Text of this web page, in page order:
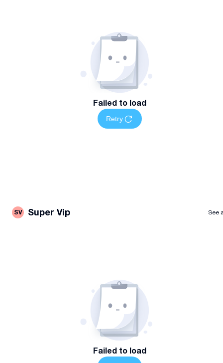
Failed to load
Retry
SV Super Vip See
Failed to load